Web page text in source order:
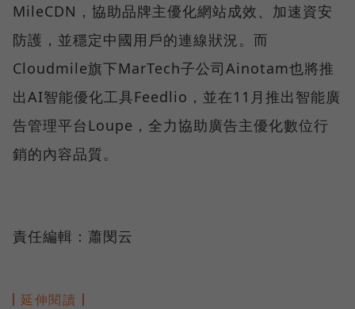
MileCDN，協助品牌主優化網站成效、加速資安
防護，並穩定中國用戶的連線狀況。而
Cloudmile旗下MarTech子公司Ainotam也將推
出AI智能優化工具Feedlio，並在11月推出智能廣
告管理平台Loupe，全力協助廣告主優化數位行
銷的內容品質。
責任編輯：蕭閔云
延伸閱讀